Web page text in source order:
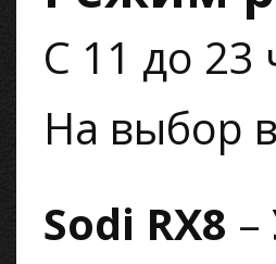
С 11 до 23
На выбор
Sodi RX8 –